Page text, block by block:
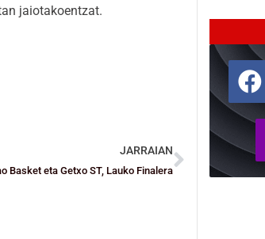
jaiotakoentzat.
JARRAIAN
Basket eta Getxo ST, Lauko Finalera